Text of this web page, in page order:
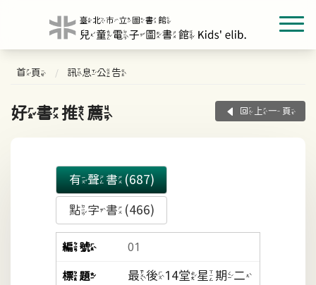
首頁 訊息公告
好書推薦 回上一頁
有聲書(687)
點字書(466)
01
最後14堂星期二